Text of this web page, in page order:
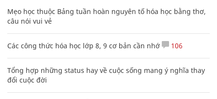
Mẹo học thuộc Bảng tuần hoàn nguyên tố hóa học bằng thơ,
câu nói vui vẻ
Các công thức hóa học lớp 8, 9 cơ bản cần nhớ 106
Tổng hợp những status hay về cuộc sống mang ý nghĩa thay
đổi cuộc đời